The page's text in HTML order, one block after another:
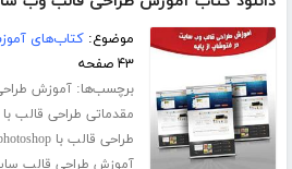
موضوع:کتاب‌های
۴۳ صفحه
برچسب‌ها:آموزش
مقدماتی طراحی قالب
طراحی قالب با photoshop
آموزش طراحی قالب